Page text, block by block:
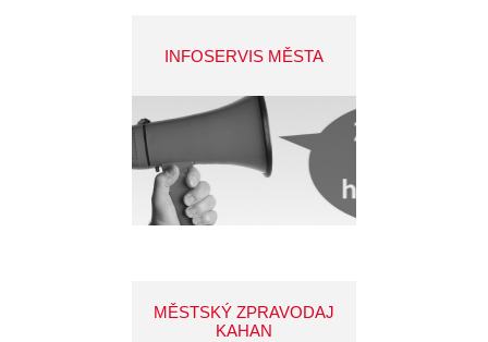
INFOSERVIS MĚSTA
MĚSTSKÝ ZPRAVODAJ
KAHAN